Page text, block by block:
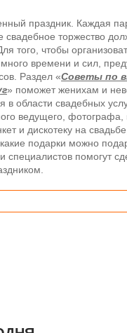
праздник. Каждая
свадебное торжество
того, чтобы
времени и сил,
Раздел «Советы по
» поможет женихам и
в области свадебных
ведущего, фотографа,
и дискотеку на
подарки можно
специалистов помогут